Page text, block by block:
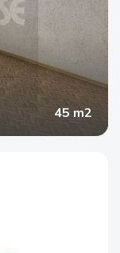
45 m2